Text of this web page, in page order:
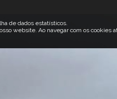
de dados estatísticos.
website. Ao navegar com os cookies